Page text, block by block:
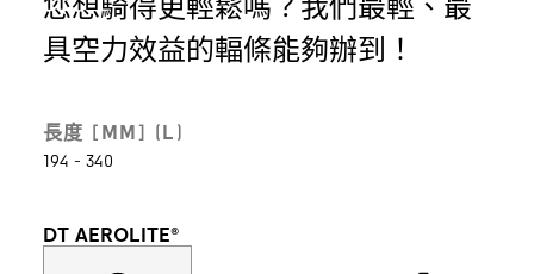
具空力效益的輻條能夠辦到！
長度 [MM] (L)
194 - 340
DT AEROLITE®